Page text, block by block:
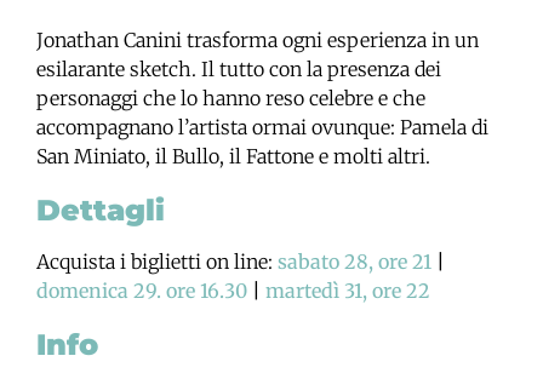
Jonathan Canini trasforma ogni esperienza in un
esilarante sketch. Il tutto con la presenza dei
personaggi che lo hanno reso celebre e che
accompagnano l’artista ormai ovunque: Pamela di
San Miniato, il Bullo, il Fattone e molti altri.
Dettagli
Acquista i biglietti on line: sabato 28, ore 21
domenica 29. ore 16.30
martedì 31, ore 22
Info